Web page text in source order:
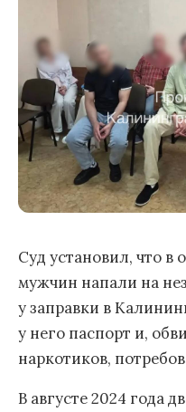
Суд установил, что в
мужчин напали на
у заправки в
у него паспорт и,
наркотиков,
В августе 2024 года